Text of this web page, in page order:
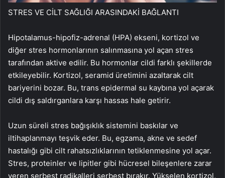
STRES VE CİLT SAĞLIĞI ARASINDAKİ BAĞLANTI
Hipotalamus-hipofiz-adrenal (HPA) ekseni, kortizol ve
diğer stres hormonlarının salınmasına yol açan stres
tarafından aktive edilir. Bu hormonlar cildi farklı şekillerde
etkileyebilir. Kortizol, seramid üretimini azaltarak cilt
bariyerini bozar. Bu, trans epidermal su kaybına yol açarak
cildi dış saldırganlara karşı hassas hale getirir.
Uzun süreli stres bağışıklık sistemini baskılar ve
iltihaplanmayı teşvik eder. Bu, egzama, akne ve sedef
hastalığı gibi cilt rahatsızlıklarının tetiklenmesine yol açar.
Stres, proteinler ve lipitler gibi hücresel bileşenlere zarar
veren serbest radikalleri serbest bırakır. Yükselen kortizol,